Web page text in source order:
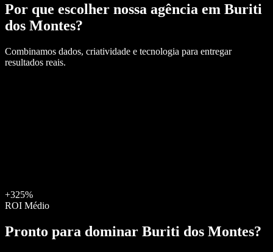
Por que escolher nossa agência em Buriti
dos Montes?
Combinamos dados, criatividade e tecnologia para entregar
resultados reais.
+325%
ROI Médio
Pronto para dominar Buriti dos Montes?